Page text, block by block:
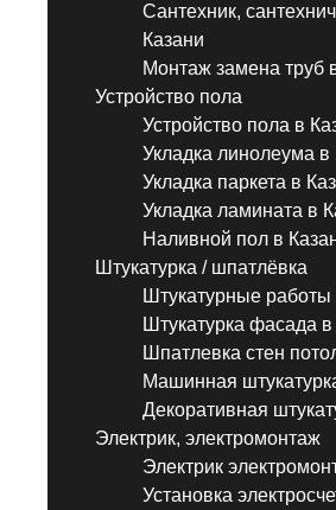
Сантехник,
Казани
Монтаж замена труб
Устройство пола
Устройство пола в
Укладка линолеума в
Укладка паркета в
Укладка ламината в
Наливной пол в
Штукатурка / шпатлёвка
Штукатурные работы
Штукатурка фасада в
Шпатлевка стен
Машинная
Декоративная
Электрик, электромонтаж
Электрик
Установка